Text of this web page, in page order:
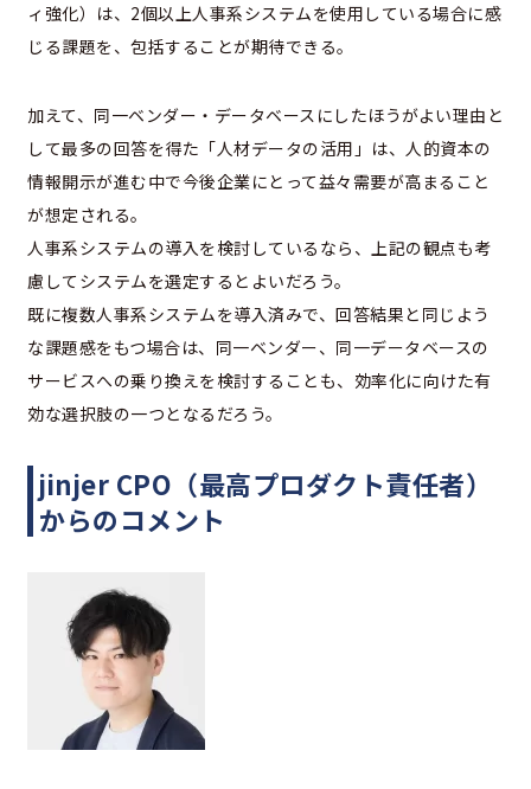
ィ強化）は、2個以上人事系システムを使用している場合に感
じる課題を、包括することが期待できる。
加えて、同一ベンダー・データベースにしたほうがよい理由と
して最多の回答を得た「人材データの活用」は、人的資本の
情報開示が進む中で今後企業にとって益々需要が高まること
が想定される。
人事系システムの導入を検討しているなら、上記の観点も考
慮してシステムを選定するとよいだろう。
既に複数人事系システムを導入済みで、回答結果と同じよう
な課題感をもつ場合は、同一ベンダー、同一データベースの
サービスへの乗り換えを検討することも、効率化に向けた有
効な選択肢の一つとなるだろう。
jinjer CPO（最高プロダクト責任者）
からのコメント